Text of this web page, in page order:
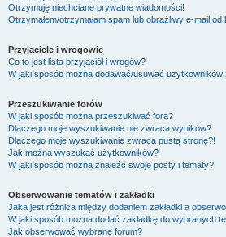
Otrzymuję niechciane prywatne wiadomości!
Otrzymałem/otrzymałam spam lub obraźliwy e-mail
Przyjaciele i wrogowie
Co to jest lista przyjaciół i wrogów?
W jaki sposób można dodawać/usuwać użytkowników
Przeszukiwanie forów
W jaki sposób można przeszukiwać fora?
Dlaczego moje wyszukiwanie nie zwraca wyników?
Dlaczego moje wyszukiwanie zwraca pustą stronę?!
Jak można wyszukać użytkowników?
W jaki sposób można znaleźć swoje posty i tematy?
Obserwowanie tematów i zakładki
Jaka jest różnica między dodaniem zakładki a
W jaki sposób można dodać zakładkę do wybranych
Jak obserwować wybrane forum?